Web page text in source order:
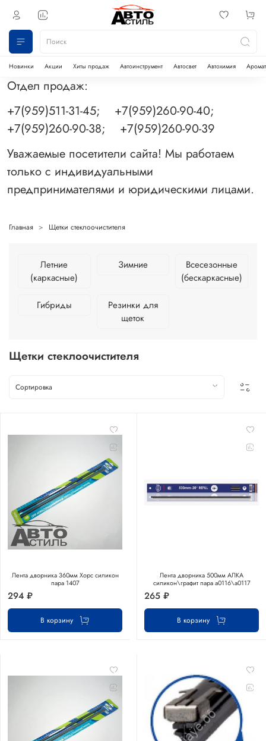
Новинки Акции Хиты продаж Автоинструмент Автосвет Автохимия
Отдел продаж:
+7(959)511-31-45; +7(959)260-90-40;
+7(959)260-90-38; +7(959)260-90-39
Уважаемые посетители сайта! Мы работаем
только с индивидуальными
предпринимателями и юридическими лицами.
Главная Щетки стеклоочистителя
Летние
(каркасные)
Зимние
Всесезонные
(бескаркасные)
Гибриды
Резинки для
щеток
Щетки стеклоочистителя
Лента дворника 360мм Хорс силикон
пара 1407
294 ₽
В корзину
Лента дворника 500мм АЛКА
силикон\графит пара а0116\а0117
265 ₽
В корзину